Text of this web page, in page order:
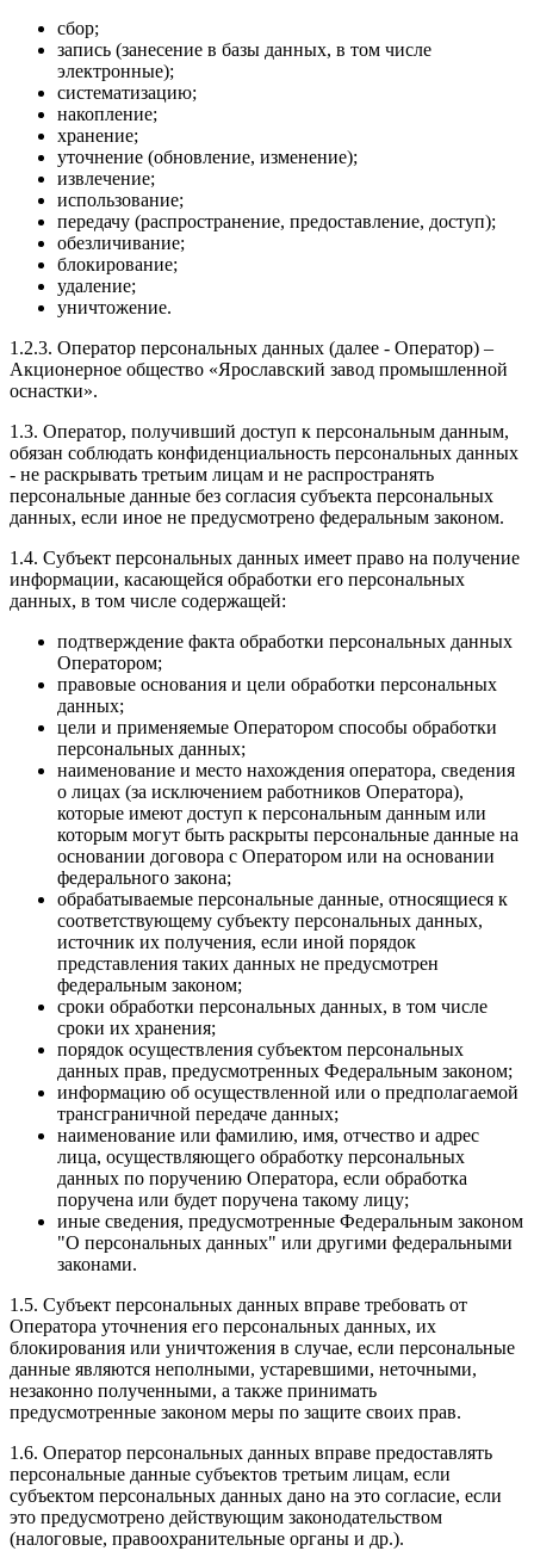
сбор;
запись (занесение в базы данных, в том числе
электронные);
систематизацию;
накопление;
хранение;
уточнение (обновление, изменение);
извлечение;
использование;
передачу (распространение, предоставление, доступ);
обезличивание;
блокирование;
удаление;
уничтожение.
1.2.3. Оператор персональных данных (далее - Оператор) –
Акционерное общество «Ярославский завод промышленной
оснастки».
1.3. Оператор, получивший доступ к персональным данным,
обязан соблюдать конфиденциальность персональных данных
- не раскрывать третьим лицам и не распространять
персональные данные без согласия субъекта персональных
данных, если иное не предусмотрено федеральным законом.
1.4. Субъект персональных данных имеет право на получение
информации, касающейся обработки его персональных
данных, в том числе содержащей:
подтверждение факта обработки персональных данных
Оператором;
правовые основания и цели обработки персональных
данных;
цели и применяемые Оператором способы обработки
персональных данных;
наименование и место нахождения оператора, сведения
о лицах (за исключением работников Оператора),
которые имеют доступ к персональным данным или
которым могут быть раскрыты персональные данные на
основании договора с Оператором или на основании
федерального закона;
обрабатываемые персональные данные, относящиеся к
соответствующему субъекту персональных данных,
источник их получения, если иной порядок
представления таких данных не предусмотрен
федеральным законом;
сроки обработки персональных данных, в том числе
сроки их хранения;
порядок осуществления субъектом персональных
данных прав, предусмотренных Федеральным законом;
информацию об осуществленной или о предполагаемой
трансграничной передаче данных;
наименование или фамилию, имя, отчество и адрес
лица, осуществляющего обработку персональных
данных по поручению Оператора, если обработка
поручена или будет поручена такому лицу;
иные сведения, предусмотренные Федеральным законом
"О персональных данных" или другими федеральными
законами.
1.5. Субъект персональных данных вправе требовать от
Оператора уточнения его персональных данных, их
блокирования или уничтожения в случае, если персональные
данные являются неполными, устаревшими, неточными,
незаконно полученными, а также принимать
предусмотренные законом меры по защите своих прав.
1.6. Оператор персональных данных вправе предоставлять
персональные данные субъектов третьим лицам, если
субъектом персональных данных дано на это согласие, если
это предусмотрено действующим законодательством
(налоговые, правоохранительные органы и др.).